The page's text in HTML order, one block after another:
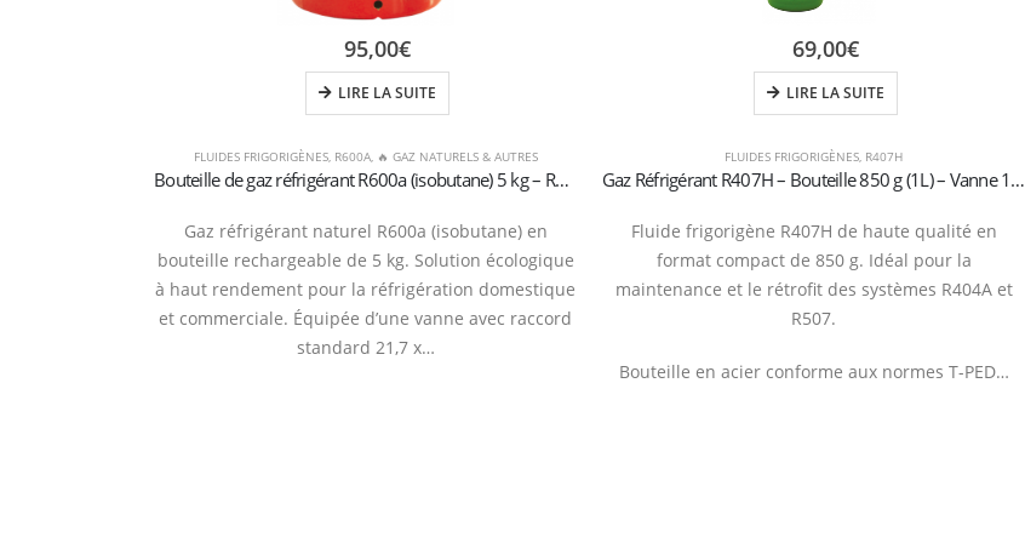
FLUIDES FRIGORIGÈNES, R600A, 🔥 GAZ NATURELS & AUTRES
Bouteille de gaz réfrigérant R600a (isobutane) 5 kg – Robinet 21,7 x 1/14″ à gauche (certifiée T-PED / EN 13322-1)
Gaz réfrigérant naturel R600a (isobutane) en
bouteille rechargeable de 5 kg. Solution écologique
à haut rendement pour la réfrigération domestique
et commerciale. Équipée d’une vanne avec raccord
standard 21,7 x…
95,00€
LIRE LA SUITE
FLUIDES FRIGORIGÈNES R407H
Gaz Réfrigérant R407H – Bouteille 850 g (1L) – Vanne 1/4″ SAE –
Fluide frigorigène R407H de haute qualité en
format compact de 850 g. Idéal pour la
maintenance et le rétrofit des systèmes R404A et
R507.
Bouteille en acier conforme aux normes T-PED…
69,00€
LIRE LA SUITE